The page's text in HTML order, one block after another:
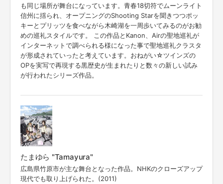
も同じ場所が舞台になっています。青春18切符でムーンライト
信州に揺られ、オープニングのShooting Starを聞きつつポッ
キーとプリッツを食べながら木崎湖を一周歩いてみるのがお勧
めの巡礼スタイルです。 この作品とKanon、Airの聖地巡礼が
インターネットで調べられる様になった事で聖地巡礼クラスタ
が形成されていったと考えています。おねがい☆ツインズの
OPを実写で再現する黒歴史が生まれたりと数々の新しい試み
が行われたシリーズ作品。
たまゆら "Tamayura"
広島県竹原市が主な舞台となった作品。NHKのクローズアップ
現代でも取り上げられた。(2011)